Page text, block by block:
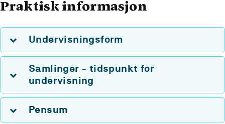
Praktisk informasjon
Undervisningsform
Samlinger - tidspunkt for
undervisning
Pensum